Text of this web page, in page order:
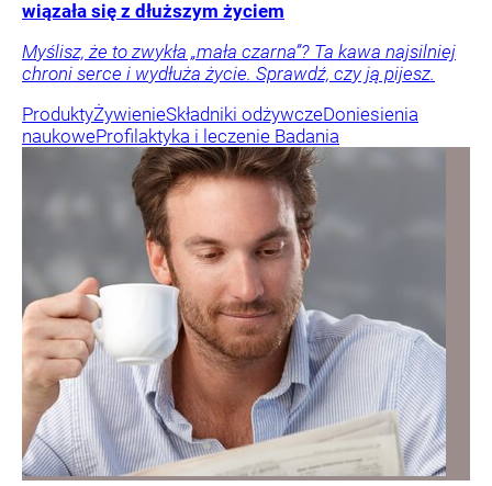
wiązała się z dłuższym życiem
Myślisz, że to zwykła „mała czarna”? Ta kawa najsilniej
chroni serce i wydłuża życie. Sprawdź, czy ją pijesz.
ProduktyŻywienieSkładniki odżywczeDoniesienia
naukoweProfilaktyka i leczenie Badania